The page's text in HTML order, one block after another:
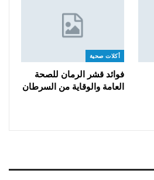
أكلات صحية
فوائد قشر الرمان للصحة
العامة والوقاية من السرطان